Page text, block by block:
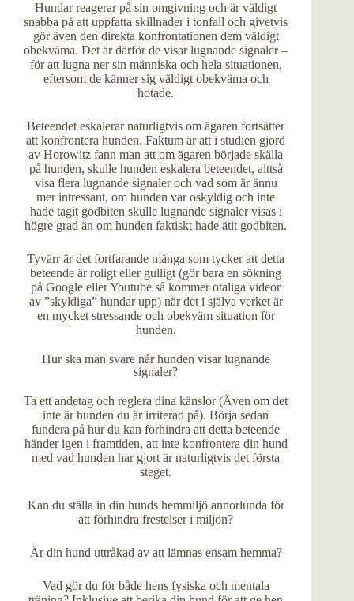
Hundar reagerar på sin omgivning och är väldigt
snabba på att uppfatta skillnader i tonfall och givetvis
gör även den direkta konfrontationen dem väldigt
obekväma. Det är därför de visar lugnande signaler –
för att lugna ner sin människa och hela situationen,
eftersom de känner sig väldigt obekväma och
hotade.
Beteendet eskalerar naturligtvis om ägaren fortsätter
att konfrontera hunden. Faktum är att i studien gjord
av Horowitz fann man att om ägaren började skälla
på hunden, skulle hunden eskalera beteendet, alttså
visa flera lugnande signaler och vad som är ännu
mer intressant, om hunden var oskyldig och inte
hade tagit godbiten skulle lugnande signaler visas i
högre grad än om hunden faktiskt hade ätit godbiten.
Tyvärr är det fortfarande många som tycker att detta
beteende är roligt eller gulligt (gör bara en sökning
på Google eller Youtube så kommer otaliga videor
av ”skyldiga” hundar upp) när det i själva verket är
en mycket stressande och obekväm situation för
hunden.
Hur ska man svare når hunden visar lugnande
signaler?
Ta ett andetag och reglera dina känslor (Även om det
inte är hunden du är irriterad på). Börja sedan
fundera på hur du kan förhindra att detta beteende
händer igen i framtiden, att inte konfrontera din hund
med vad hunden har gjort är naturligtvis det första
steget.
Kan du ställa in din hunds hemmiljö annorlunda för
att förhindra frestelser i miljön?
Är din hund uttråkad av att lämnas ensam hemma?
Vad gör du för både hens fysiska och mentala